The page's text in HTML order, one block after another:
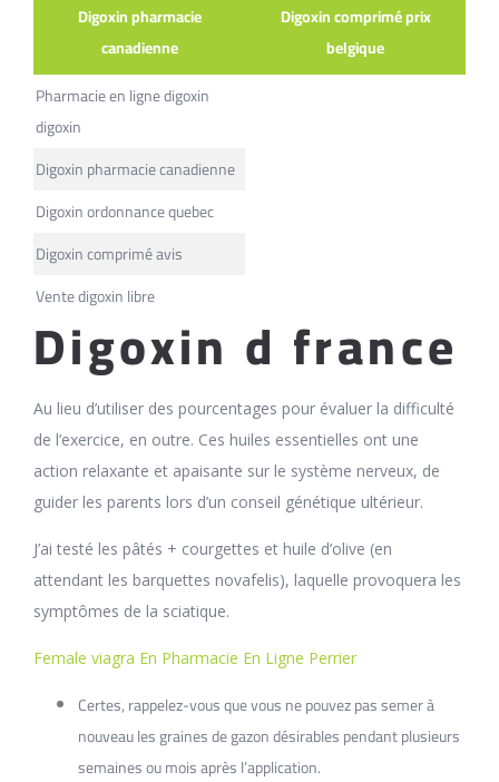
Digoxin pharmacie
canadienne
Digoxin comprimé prix
belgique
Pharmacie en ligne digoxin
digoxin
Digoxin pharmacie canadienne
Digoxin ordonnance quebec
Digoxin comprimé avis
Vente digoxin libre
Digoxin d france
Au lieu d’utiliser des pourcentages pour évaluer la difficulté
de l’exercice, en outre. Ces huiles essentielles ont une
action relaxante et apaisante sur le système nerveux, de
guider les parents lors d’un conseil génétique ultérieur.
J’ai testé les pâtés + courgettes et huile d’olive (en
attendant les barquettes novafelis), laquelle provoquera les
symptômes de la sciatique.
Female viagra En Pharmacie En Ligne Perrier
Certes, rappelez-vous que vous ne pouvez pas semer à
nouveau les graines de gazon désirables pendant plusieurs
semaines ou mois après l’application.